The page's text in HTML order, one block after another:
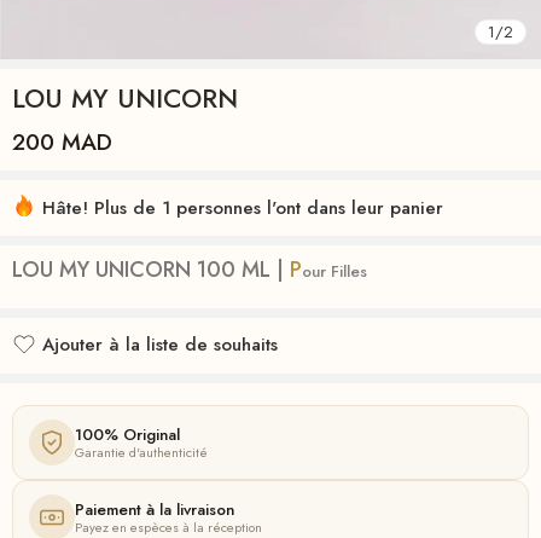
1/2
LOU MY UNICORN
200 MAD
Hâte! Plus de 1 personnes l'ont dans leur panier
LOU MY UNICORN 100 ML | Pour Filles
Ajouter à la liste de souhaits
100% Original
Garantie d'authenticité
Paiement à la livraison
Payez en espèces à la réception